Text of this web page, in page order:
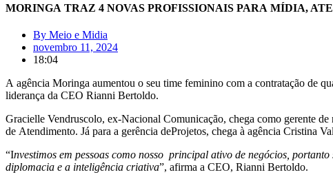
MORINGA TRAZ 4 NOVAS PROFISSIONAIS PARA MÍDIA,
By Meio e Midia
novembro 11, 2024
18:04
A agência Moringa aumentou o seu time feminino com a contratação de
liderança da CEO Rianni Bertoldo.
Gracielle Vendruscolo, ex-Nacional Comunicação, chega como gerente
de Atendimento. Já para a gerência deProjetos, chega à agência Cristina
“Investimos em pessoas como nosso principal ativo de negócios,
diplomacia e a inteligência criativa”, afirma a CEO, Rianni Bertoldo.